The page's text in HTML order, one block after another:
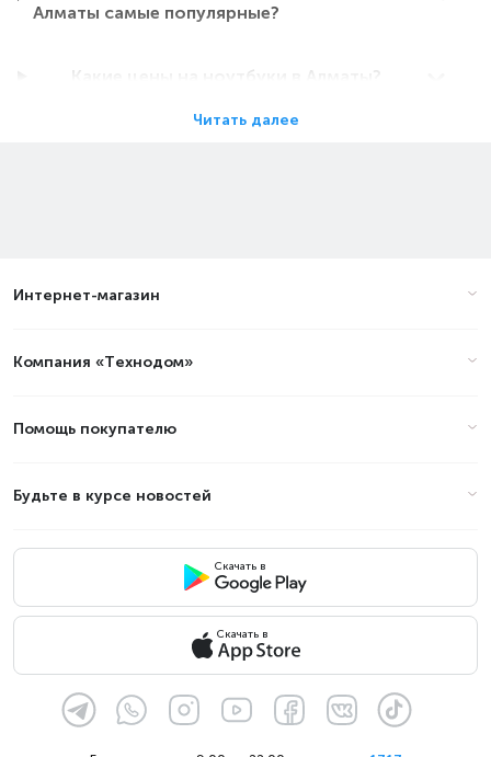
Алматы самые популярные?
Какие цены на ноутбуки в Алматы?
Цены на ноутбуки - Модель
(стоимость на Август 2026)
Товар
Читать далее
Интернет-магазин
Компания «Технодом»
Помощь покупателю
Будьте в курсе новостей
Скачать в
Скачать в